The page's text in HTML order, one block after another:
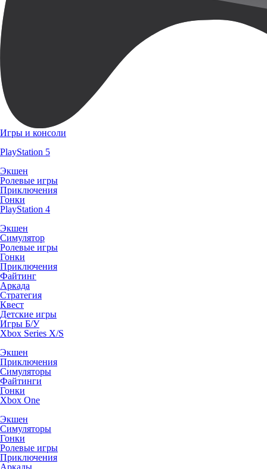
Игры и консоли
PlayStation 5
Экшен
Ролевые игры
Приключения
Гонки
PlayStation 4
Экшен
Симулятор
Ролевые игры
Гонки
Приключения
Файтинг
Аркада
Стратегия
Квест
Детские игры
Игры Б/У
Xbox Series X/S
Экшен
Приключения
Симуляторы
Файтинги
Гонки
Xbox One
Экшен
Симуляторы
Гонки
Ролевые игры
Приключения
Аркады